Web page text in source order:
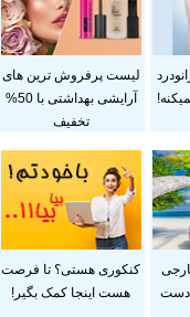
لیست پرفروش ترین های
آرایشی بهداشتی با 50%
تخفیف
دست
کنکوری هستی؟ تا فرصت
هست اینجا کمک بگیر!